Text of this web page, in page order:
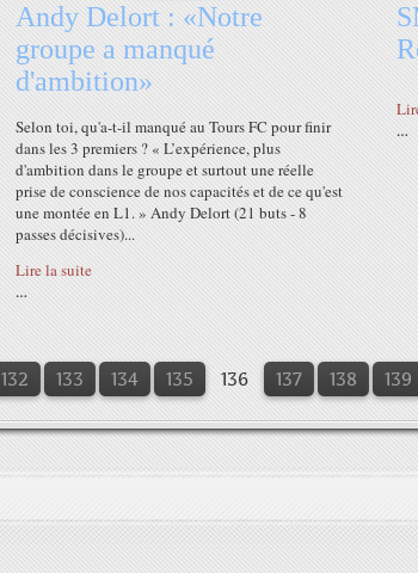
Andy Delort : «Notre
groupe a manqué
d'ambition»
Selon toi, qu'a-t-il manqué au Tours FC pour finir
dans les 3 premiers ? « L’expérience, plus
d'ambition dans le groupe et surtout une réelle
prise de conscience de nos capacités et de ce qu'est
une montée en L1. » Andy Delort (21 buts - 8
passes décisives)...
Lire la suite
…
…
132 133 134 135 136 137 138 139